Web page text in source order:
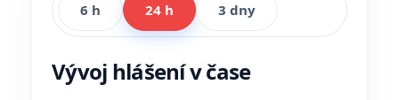
6 h 24 h 3 dny
Vývoj hlášení v čase